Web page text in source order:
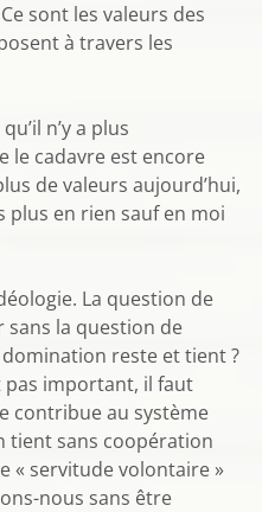
sont les valeurs des
à travers les
n’y a plus
le cadavre est encore
de valeurs aujourd’hui,
plus en rien sauf en moi
La question de
sans la question de
reste et tient ?
pas important, il faut
contribue au système
tient sans coopération
« servitude volontaire »
nous sans être